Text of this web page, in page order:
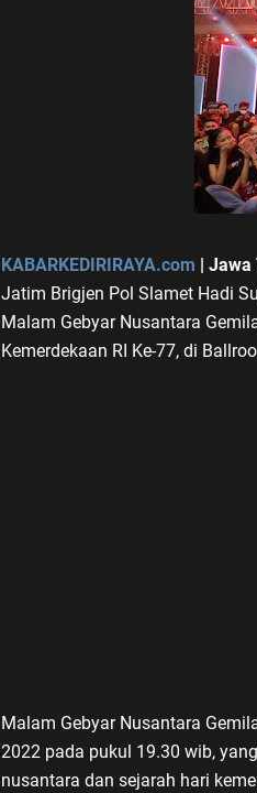
KABARKEDIRIRAYA.com |
Jatim Brigjen Pol Slamet Hadi
Malam Gebyar Nusantara
Kemerdekaan RI Ke-77, di
Malam Gebyar Nusantara
2022 pada pukul 19.30 wib,
nusantara dan sejarah hari